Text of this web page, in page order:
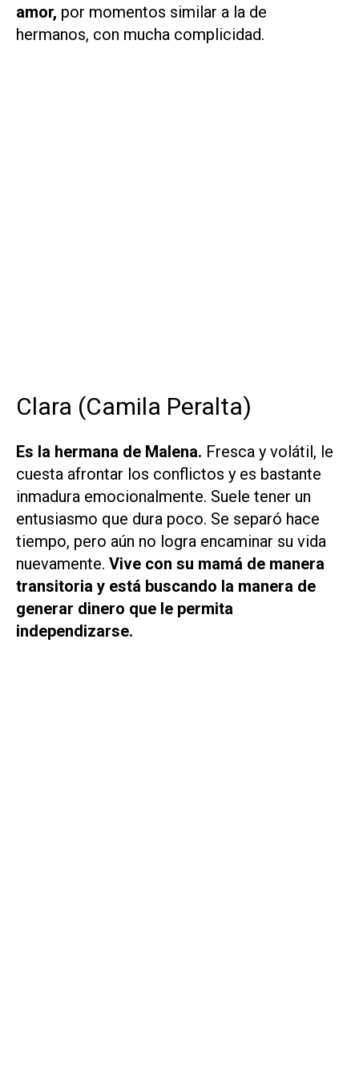
amor, por momentos similar a la de
hermanos, con mucha complicidad.
Clara (Camila Peralta)
Es la hermana de Malena. Fresca y volátil, le
cuesta afrontar los conflictos y es bastante
inmadura emocionalmente. Suele tener un
entusiasmo que dura poco. Se separó hace
tiempo, pero aún no logra encaminar su vida
nuevamente. Vive con su mamá de manera
transitoria y está buscando la manera de
generar dinero que le permita
independizarse.